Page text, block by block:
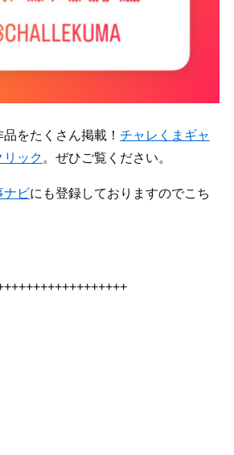
をたくさん掲載！ チャレくまギャ
ック 。ぜひご覧ください。
ナビにも登録しておりますのでこち